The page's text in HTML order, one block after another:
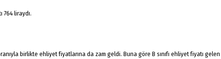
764 liraydı.
birlikte ehliyet fiyatlarına da zam geldi. Buna göre B sınıfı ehliyet fiyatı gelen